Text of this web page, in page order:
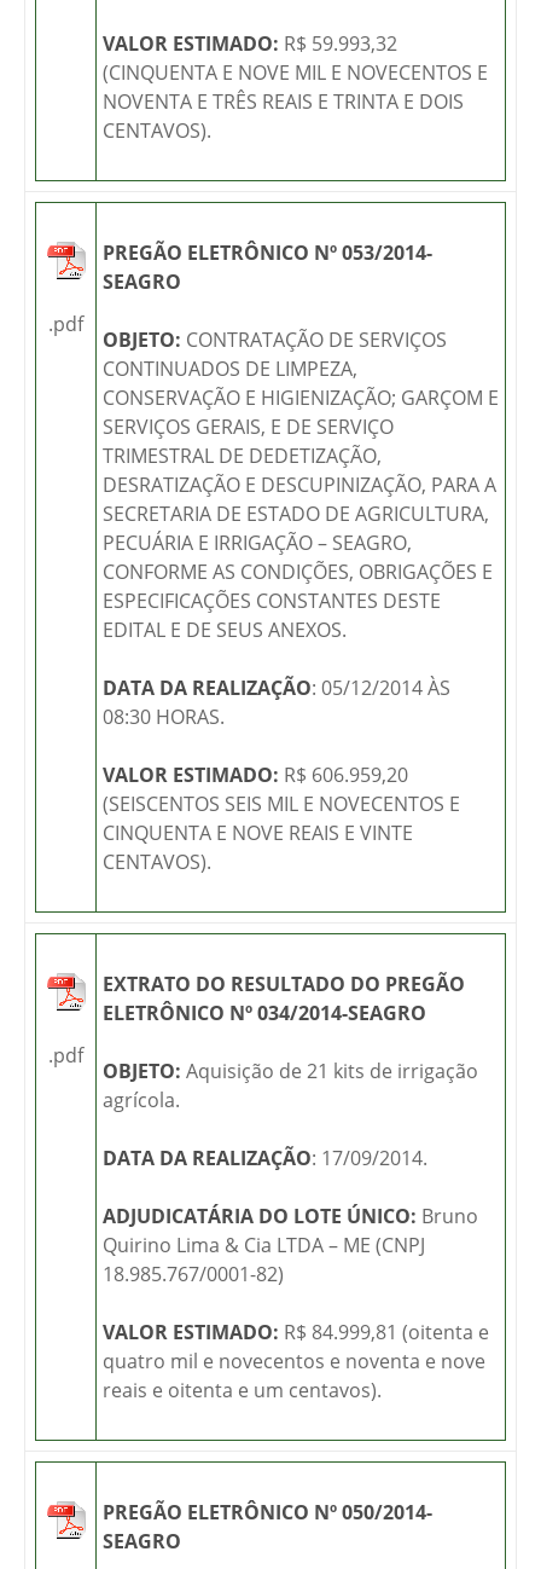
VALOR ESTIMADO: R$ 59.993,32
(CINQUENTA E NOVE MIL E NOVECENTOS E
NOVENTA E TRÊS REAIS E TRINTA E DOIS
CENTAVOS).
.pdf
PREGÃO ELETRÔNICO Nº 053/2014-
SEAGRO
OBJETO: CONTRATAÇÃO DE SERVIÇOS
CONTINUADOS DE LIMPEZA,
CONSERVAÇÃO E HIGIENIZAÇÃO; GARÇOM E
SERVIÇOS GERAIS, E DE SERVIÇO
TRIMESTRAL DE DEDETIZAÇÃO,
DESRATIZAÇÃO E DESCUPINIZAÇÃO, PARA A
SECRETARIA DE ESTADO DE AGRICULTURA,
PECUÁRIA E IRRIGAÇÃO – SEAGRO,
CONFORME AS CONDIÇÕES, OBRIGAÇÕES E
ESPECIFICAÇÕES CONSTANTES DESTE
EDITAL E DE SEUS ANEXOS.
DATA DA REALIZAÇÃO: 05/12/2014 ÀS
08:30 HORAS.
VALOR ESTIMADO: R$ 606.959,20
(SEISCENTOS SEIS MIL E NOVECENTOS E
CINQUENTA E NOVE REAIS E VINTE
CENTAVOS).
.pdf
EXTRATO DO RESULTADO DO PREGÃO
ELETRÔNICO Nº 034/2014-SEAGRO
OBJETO: Aquisição de 21 kits de irrigação
agrícola.
DATA DA REALIZAÇÃO: 17/09/2014.
ADJUDICATÁRIA DO LOTE ÚNICO: Bruno
Quirino Lima & Cia LTDA – ME (CNPJ
18.985.767/0001-82)
VALOR ESTIMADO: R$ 84.999,81 (oitenta e
quatro mil e novecentos e noventa e nove
reais e oitenta e um centavos).
PREGÃO ELETRÔNICO Nº 050/2014-
SEAGRO